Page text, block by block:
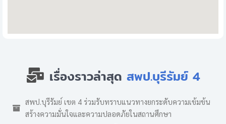
เรื่องราวล่าสุด สพป.บุรีรัมย์ 4
สพป.บุรีรัมย์ เขต 4 ร่วมรับทราบแนวทางยกระดับความเข้มข้น
สร้างความมั่นใจและความปลอดภัยในสถานศึกษา